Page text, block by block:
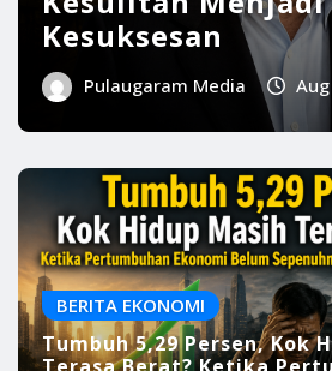
BERITA EKONOMI
Tumbuh 5,29 Persen, Kok
Terasa Berat? Ketika
Ekonomi Belum
Pulaugaram Media